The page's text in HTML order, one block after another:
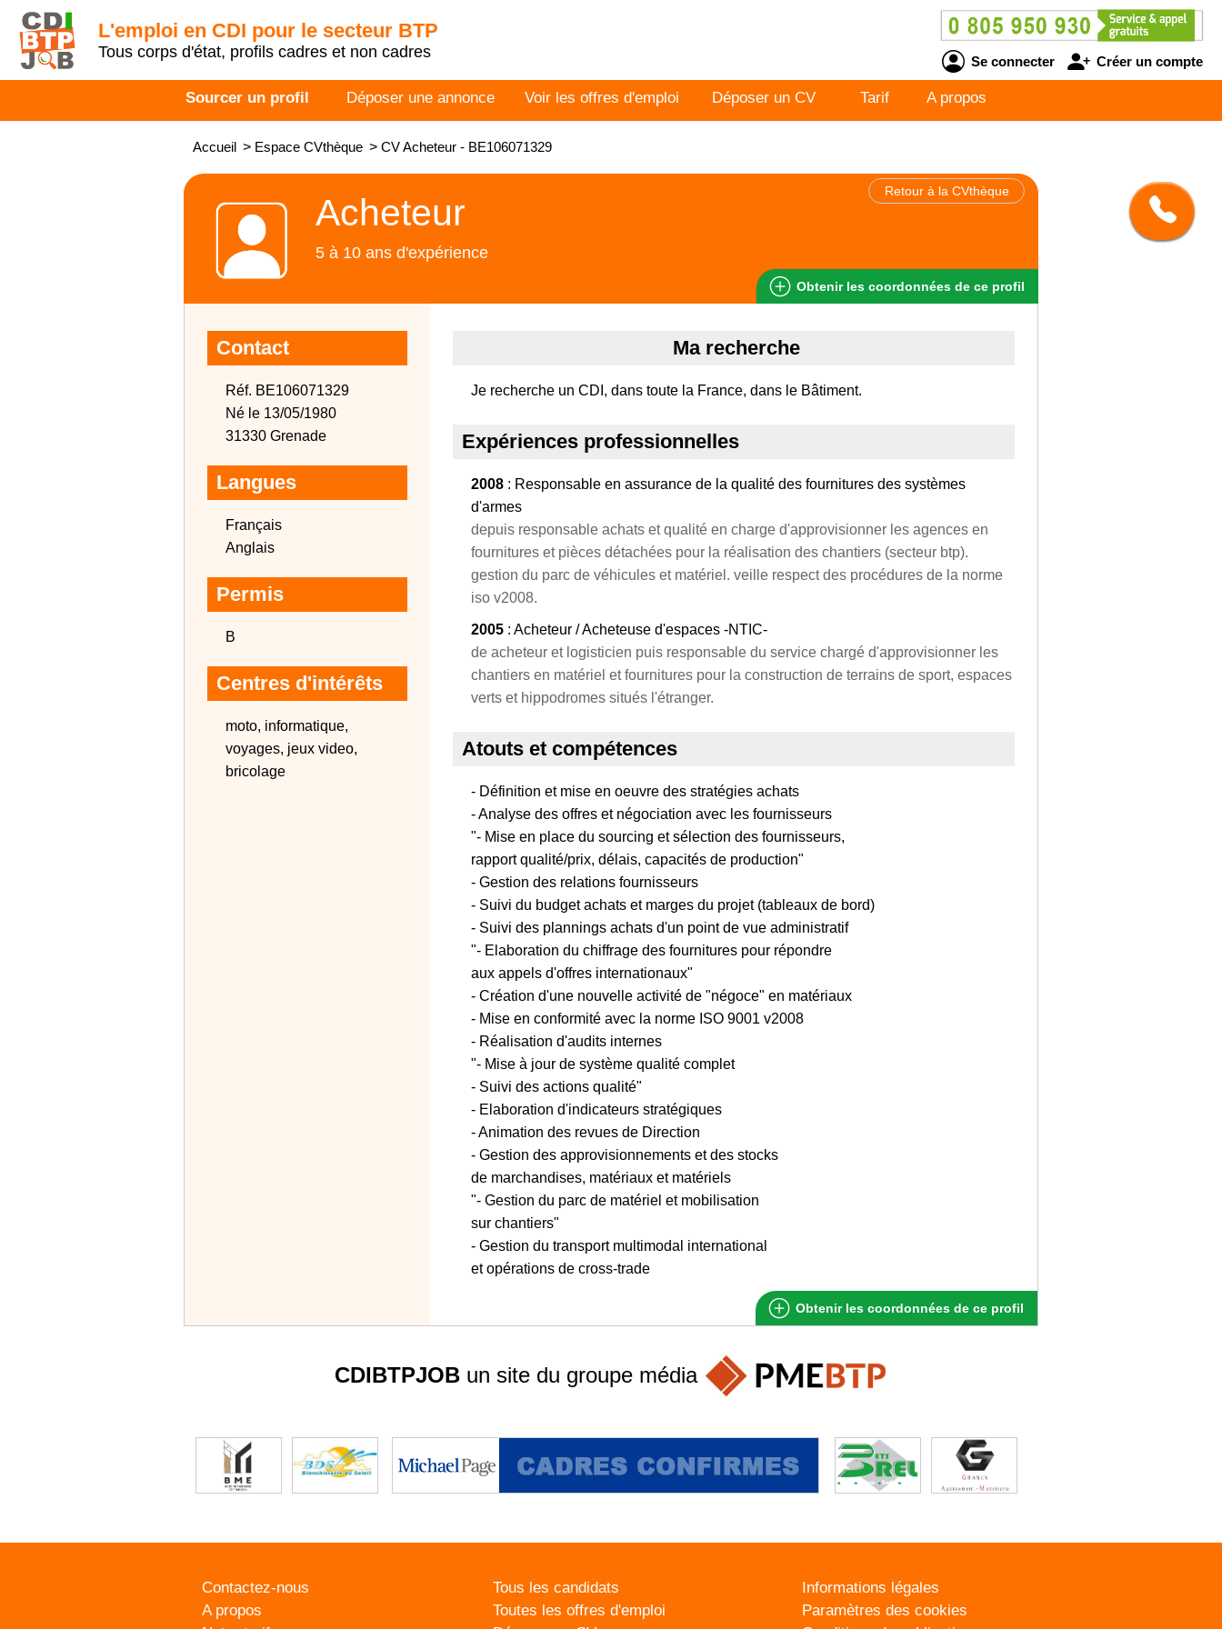
L'emploi en CDI pour le secteur BTP
Tous corps d'état, profils cadres et non cadres
Se connecter Créer un compte
Sourcer un profil Déposer une annonce Voir les offres d'emploi Déposer un CV Tarif A propos
Accueil > Espace CVthèque > CV Acheteur - BE106071329
Retour à la CVthèque
Acheteur
5 à 10 ans d'expérience
Obtenir les coordonnées de ce profil
Contact
Réf. BE106071329
Né le 13/05/1980
31330 Grenade
Langues
Français
Anglais
Permis
B
Centres d'intérêts
moto, informatique,
voyages, jeux video,
bricolage
Ma recherche
Je recherche un CDI, dans toute la France, dans le Bâtiment.
Expériences professionnelles
2008 : Responsable en assurance de la qualité des fournitures des systèmes
d'armes
depuis responsable achats et qualité en charge d'approvisionner les agences en
fournitures et pièces détachées pour la réalisation des chantiers (secteur btp).
gestion du parc de véhicules et matériel. veille respect des procédures de la norme
iso v2008.
2005 : Acheteur / Acheteuse d'espaces -NTIC-
de acheteur et logisticien puis responsable du service chargé d'approvisionner les
chantiers en matériel et fournitures pour la construction de terrains de sport, espaces
verts et hippodromes situés l'étranger.
Atouts et compétences
- Définition et mise en oeuvre des stratégies achats
- Analyse des offres et négociation avec les fournisseurs
"- Mise en place du sourcing et sélection des fournisseurs,
rapport qualité/prix, délais, capacités de production"
- Gestion des relations fournisseurs
- Suivi du budget achats et marges du projet (tableaux de bord)
- Suivi des plannings achats d'un point de vue administratif
"- Elaboration du chiffrage des fournitures pour répondre
aux appels d'offres internationaux"
- Création d'une nouvelle activité de "négoce" en matériaux
- Mise en conformité avec la norme ISO 9001 v2008
- Réalisation d'audits internes
"- Mise à jour de système qualité complet
- Suivi des actions qualité"
- Elaboration d'indicateurs stratégiques
- Animation des revues de Direction
- Gestion des approvisionnements et des stocks
de marchandises, matériaux et matériels
"- Gestion du parc de matériel et mobilisation
sur chantiers"
- Gestion du transport multimodal international
et opérations de cross-trade
Obtenir les coordonnées de ce profil
CDIBTPJOBun site du groupe média
Contactez-nous
A propos
Tous les candidats
Toutes les offres d'emploi
Informations légales
Paramètres des cookies